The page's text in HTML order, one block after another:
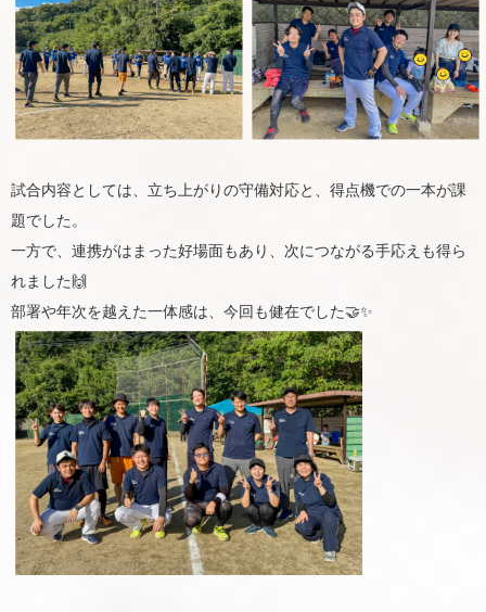
試合内容としては、立ち上がりの守備対応と、得点機での一本が課
題でした。
一方で、連携がはまった好場面もあり、次につながる手応えも得ら
れました🙌
部署や年次を越えた一体感は、今回も健在でした🤝✨